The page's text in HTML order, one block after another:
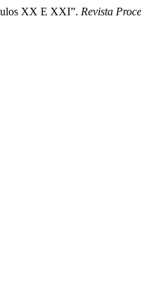
XX E XXI”. Revista